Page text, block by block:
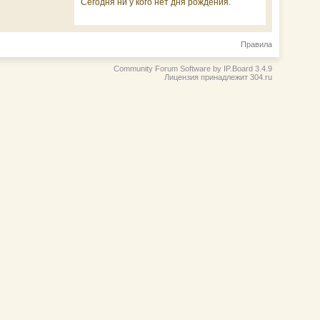
Сегодня ни у кого нет дня рождения.
Правила
Community Forum Software by IP.Board 3.4.9
Лицензия принадлежит 304.ru